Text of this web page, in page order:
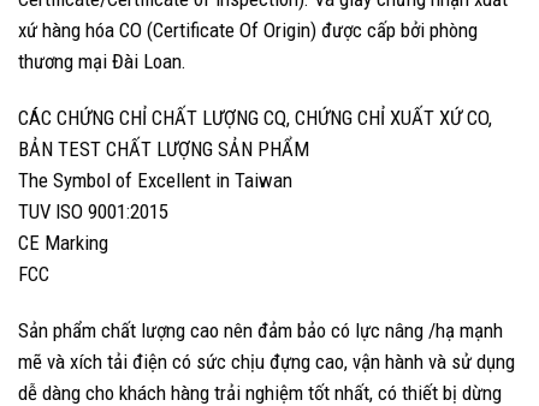
xứ hàng hóa CO (Certificate Of Origin) được cấp bởi phòng
thương mại Đài Loan.
CÁC CHỨNG CHỈ CHẤT LƯỢNG CQ, CHỨNG CHỈ XUẤT XỨ CO,
BẢN TEST CHẤT LƯỢNG SẢN PHẨM
The Symbol of Excellent in Taiwan
TUV ISO 9001:2015
CE Marking
FCC
Sản phẩm chất lượng cao nên đảm bảo có lực nâng /hạ mạnh
mẽ và xích tải điện có sức chịu đựng cao, vận hành và sử dụng
dễ dàng cho khách hàng trải nghiệm tốt nhất, có thiết bị dừng